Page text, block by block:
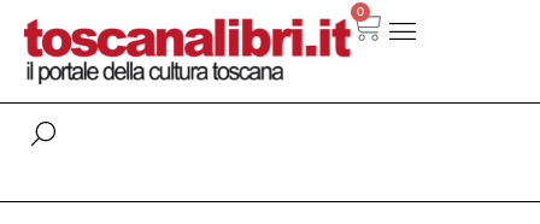
0